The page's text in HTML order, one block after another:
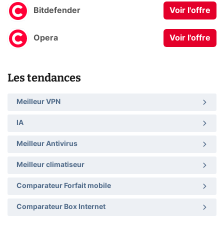
Bitdefender Voir l'offre
Opera Voir l'offre
Les tendances
Meilleur VPN
IA
Meilleur Antivirus
Meilleur climatiseur
Comparateur Forfait mobile
Comparateur Box Internet